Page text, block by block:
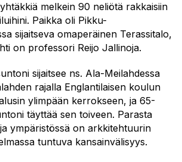
melkein 90 neliötä rakkaisiin
Paikka oli Pikku-
sijaitseva omaperäinen Terassitalo,
on professori Reijo Jallinoja.
sijaitsee ns. Ala-Meilahdessa
rajalla Englantilaisen koulun
ylimpään kerrokseen, ja 65-
täyttää sen toiveen. Parasta
ympäristössä on arkkitehtuurin
tuntuva kansainvälisyys.